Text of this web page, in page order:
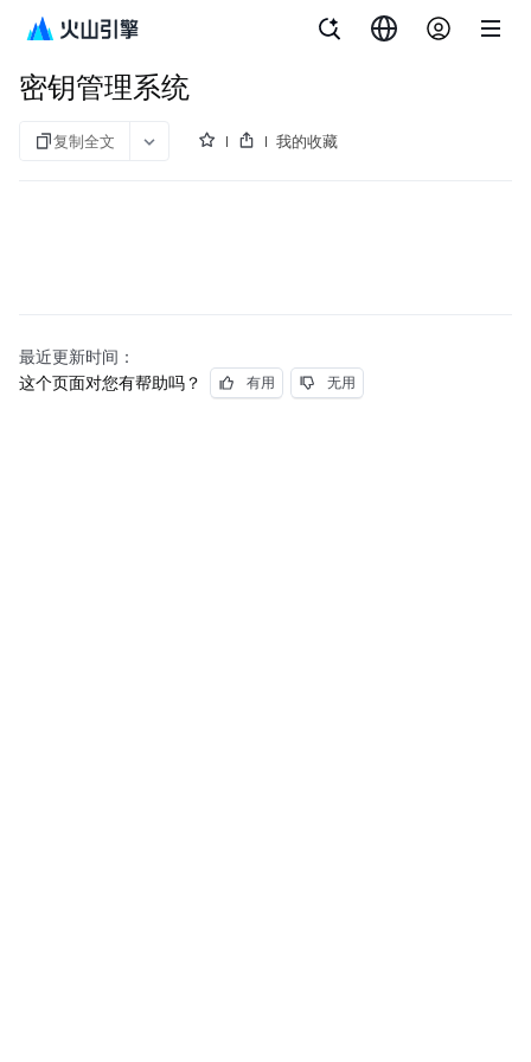
密钥管理系统
密钥管理系统
复制全文 我的收藏
最近更新时间：
这个页面对您有帮助吗？
有用 无用